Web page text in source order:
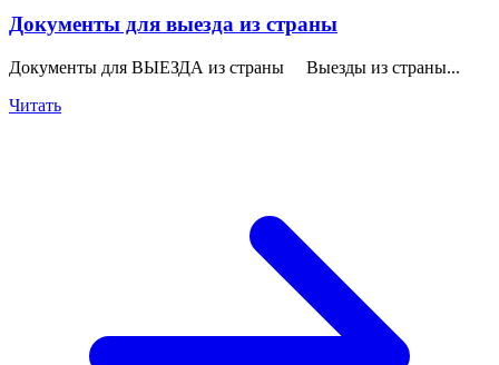
Документы для выезда из страны
Документы для ВЫЕЗДА из страны Выезды из страны...
Читать